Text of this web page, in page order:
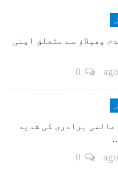
پھیلاؤ سے متعلق اپنی
برادری کی شدید